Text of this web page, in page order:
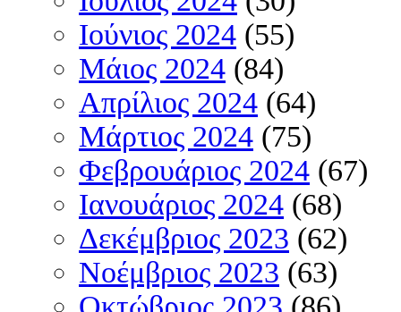
Ιούνιος 2024 (55)
Μάιος 2024 (84)
Απρίλιος 2024 (64)
Μάρτιος 2024 (75)
Φεβρουάριος 2024 (67)
Ιανουάριος 2024 (68)
Δεκέμβριος 2023 (62)
Νοέμβριος 2023 (63)